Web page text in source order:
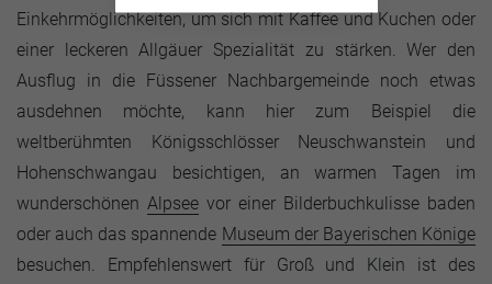
Einkehrmöglichkeiten, um sich mit Kaffee und Kuchen oder
einer leckeren Allgäuer Spezialität zu stärken. Wer den
Ausflug in die Füssener Nachbargemeinde noch etwas
ausdehnen möchte, kann hier zum Beispiel die
weltberühmten Königsschlösser Neuschwanstein und
Hohenschwangau besichtigen, an warmen Tagen im
wunderschönen Alpsee vor einer Bilderbuchkulisse baden
oder auch das spannende Museum der Bayerischen Könige
besuchen. Empfehlenswert für Groß und Klein ist des